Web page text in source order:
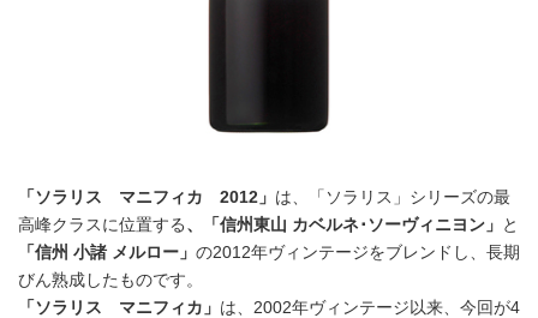
「ソラリス マニフィカ 2012」 は、「ソラリス」シリーズの最
高峰クラスに位置する 、「信州東山 カベルネ･ソーヴィニヨン」 と
「信州 小諸 メルロー」 の2012年ヴィンテージをブレンドし、長期
びん熟成したものです。
「ソラリス マニフィカ」 は、2002年ヴィンテージ以来、今回が4